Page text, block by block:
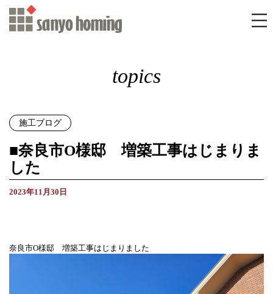
topics
施工ブログ
■奈良市O様邸 増築工事はじまりま
した
2023年11月30日
奈良市O様邸 増築工事はじまりました